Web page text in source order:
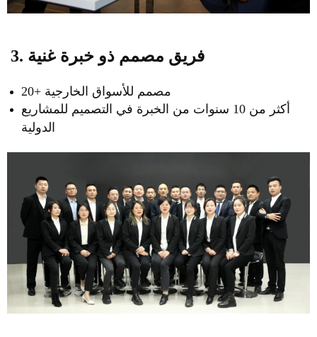
3. فريق مصمم ذو خبرة غنية
20+ مصمم للأسواق الخارجية
أكثر من 10 سنوات من الخبرة في التصميم للمشاريع